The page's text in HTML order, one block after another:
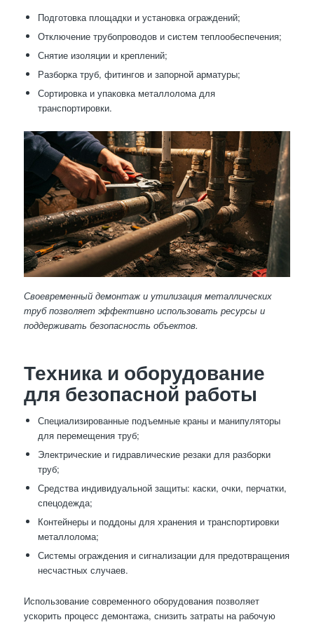
Подготовка площадки и установка ограждений;
Отключение трубопроводов и систем теплообеспечения;
Снятие изоляции и креплений;
Разборка труб, фитингов и запорной арматуры;
Сортировка и упаковка металлолома для
транспортировки.
Своевременный демонтаж и утилизация металлических
труб позволяет эффективно использовать ресурсы и
поддерживать безопасность объектов.
Техника и оборудование
для безопасной работы
Специализированные подъемные краны и манипуляторы
для перемещения труб;
Электрические и гидравлические резаки для разборки
труб;
Средства индивидуальной защиты: каски, очки, перчатки,
спецодежда;
Контейнеры и поддоны для хранения и транспортировки
металлолома;
Системы ограждения и сигнализации для предотвращения
несчастных случаев.
Использование современного оборудования позволяет
ускорить процесс демонтажа, снизить затраты на рабочую